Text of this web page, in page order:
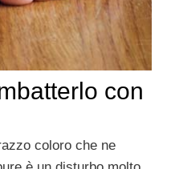
con
coloro che ne